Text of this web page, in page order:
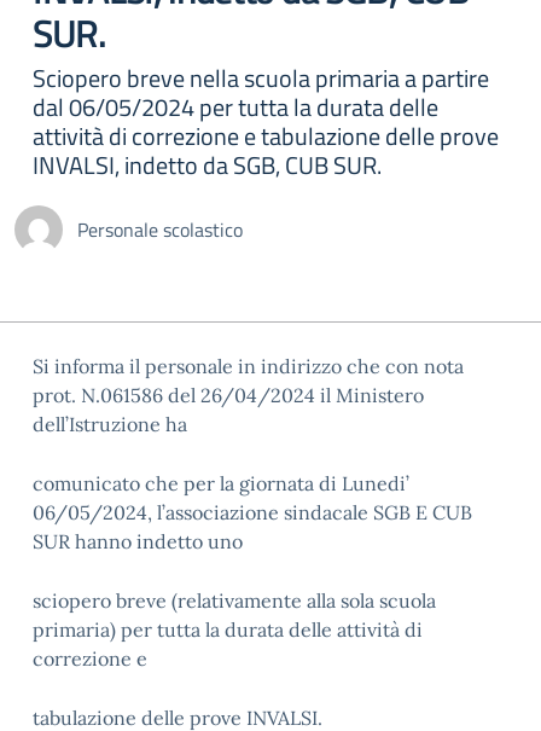
SUR.
Sciopero breve nella scuola primaria a partire
dal 06/05/2024 per tutta la durata delle
attività di correzione e tabulazione delle prove
INVALSI, indetto da SGB, CUB SUR.
Personale scolastico
Si informa il personale in indirizzo che con nota
prot. N.061586 del 26/04/2024 il Ministero
dell’Istruzione ha
comunicato che per la giornata di Lunedi’
06/05/2024, l’associazione sindacale SGB E CUB
SUR hanno indetto uno
sciopero breve (relativamente alla sola scuola
primaria) per tutta la durata delle attività di
correzione e
tabulazione delle prove INVALSI.